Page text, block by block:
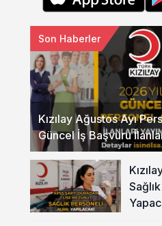
Kızılay Ağustos Ayı
Güncel İş Başvuru
Son Haberler